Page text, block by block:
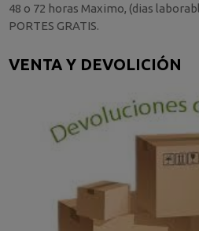
48 o 72 horas Maximo, (dias
PORTES GRATIS.
VENTA Y DEVOLICIÓN